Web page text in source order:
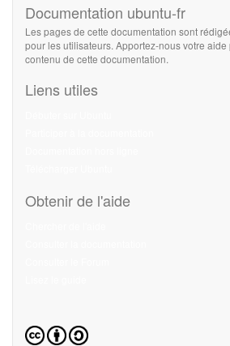
Documentation ubuntu-fr
Les pages de cette documentation sont
pour les utilisateurs. Apportez-nous votre
contenu de cette documentation.
Liens utiles
Obtenir de l'aide